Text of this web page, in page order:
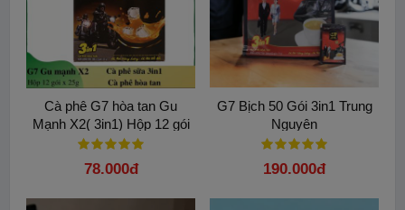
Cà phê G7 hòa tan Gu
Mạnh X2( 3in1) Hộp 12 gói
78.000đ
G7 Bịch 50 Gói 3in1 Trung
Nguyên
190.000đ